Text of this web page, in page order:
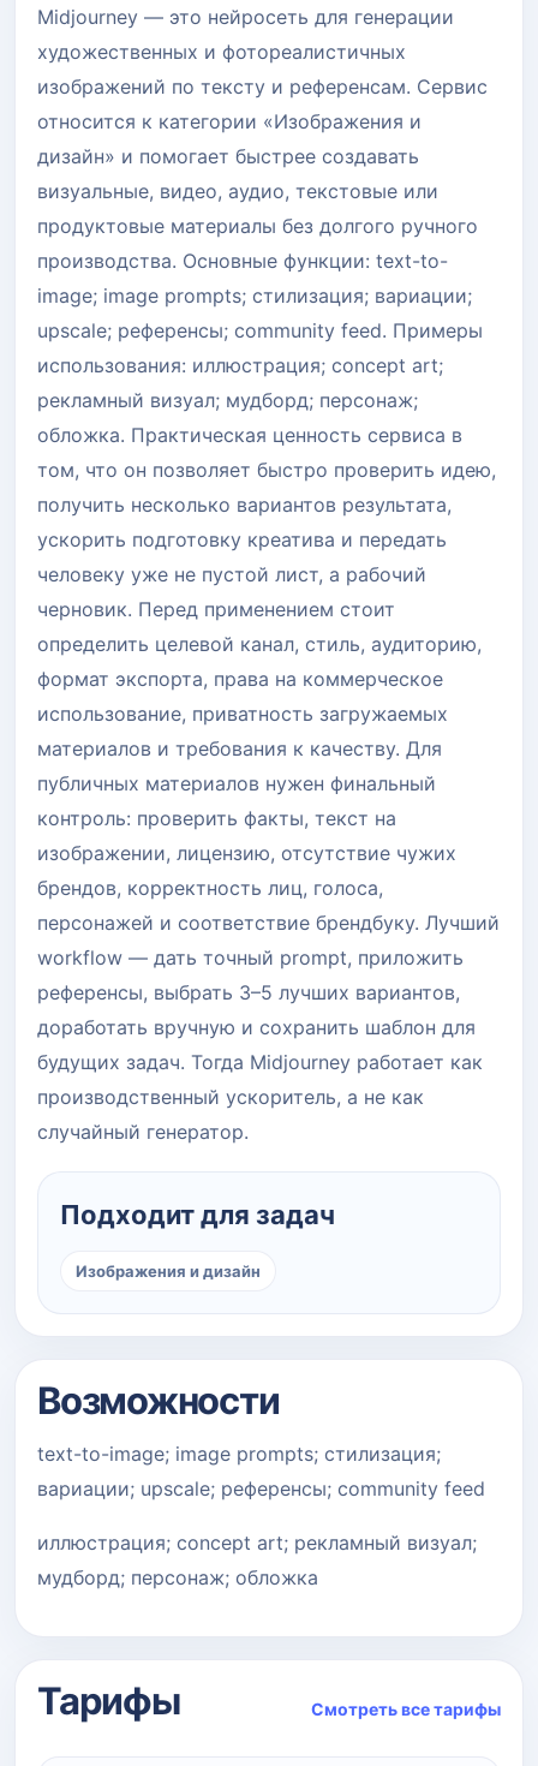
Midjourney — это нейросеть для генерации
художественных и фотореалистичных
изображений по тексту и референсам. Сервис
относится к категории «Изображения и
дизайн» и помогает быстрее создавать
визуальные, видео, аудио, текстовые или
продуктовые материалы без долгого ручного
производства. Основные функции: text-to-
image; image prompts; стилизация; вариации;
upscale; референсы; community feed. Примеры
использования: иллюстрация; concept art;
рекламный визуал; мудборд; персонаж;
обложка. Практическая ценность сервиса в
том, что он позволяет быстро проверить идею,
получить несколько вариантов результата,
ускорить подготовку креатива и передать
человеку уже не пустой лист, а рабочий
черновик. Перед применением стоит
определить целевой канал, стиль, аудиторию,
формат экспорта, права на коммерческое
использование, приватность загружаемых
материалов и требования к качеству. Для
публичных материалов нужен финальный
контроль: проверить факты, текст на
изображении, лицензию, отсутствие чужих
брендов, корректность лиц, голоса,
персонажей и соответствие брендбуку. Лучший
workflow — дать точный prompt, приложить
референсы, выбрать 3–5 лучших вариантов,
доработать вручную и сохранить шаблон для
будущих задач. Тогда Midjourney работает как
производственный ускоритель, а не как
случайный генератор.
Подходит для задач
Изображения и дизайн
Возможности
text-to-image; image prompts; стилизация;
вариации; upscale; референсы; community feed
иллюстрация; concept art; рекламный визуал;
мудборд; персонаж; обложка
Тарифы Смотреть все тарифы